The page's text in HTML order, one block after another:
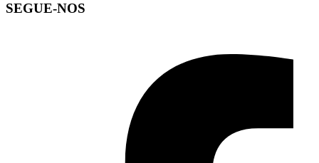
SEGUE-NOS